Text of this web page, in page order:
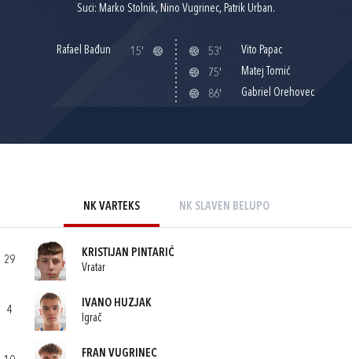
Suci: Marko Stolnik, Nino Vugrinec, Patrik Urban.
Rafael Bađun 15' 53'
Vito Papac
75'
Matej Tomić
86'
Gabriel Orehovec
NK VARTEKS NK SLAVEN BELUPO
29
KRISTIJAN PINTARIĆ
Vratar
4
IVANO HUZJAK
Igrač
FRAN VUGRINEC